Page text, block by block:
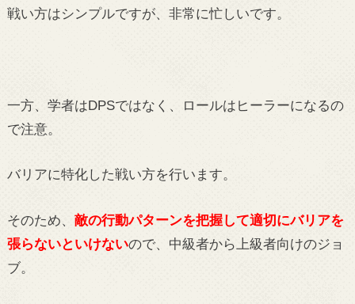
戦い方はシンプルですが、非常に忙しいです。
一方、学者はDPSではなく、ロールはヒーラーになるの
で注意。
バリアに特化した戦い方を行います。
そのため、 敵の行動パターンを把握して適切にバリアを
張らないといけないので、中級者から上級者向けのジョ
ブ。